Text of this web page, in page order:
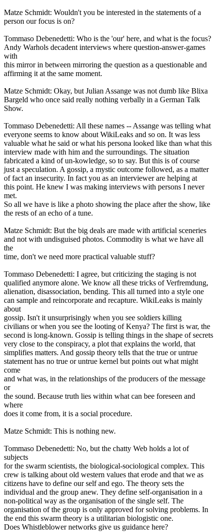
Matze Schmidt: Wouldn't you be interested in the statements of a
person our focus is on?
Tommaso Debenedetti: Who is the 'our' here, and what is the focus?
Andy Warhols decadent interviews where question-answer-games
with
this mirror in between mirroring the question as a questionable and
affirming it at the same moment.
Matze Schmidt: Okay, but Julian Assange was not dumb like Blixa
Bargeld who once said really nothing verbally in a German Talk
Show.
Tommaso Debenedetti: All these names -- Assange was telling what
everyone seems to know about WikiLeaks and so on. It was less
valuable what he said or what his persona looked like than what this
interview made with him and the surroundings. The situation
fabricated a kind of un-kowledge, so to say. But this is of course
just a speculation. A gossip, a mystic outcome followed, as a matter
of fact an insecurity. In fact you as an interviewer are helping at
this point. He knew I was making interviews with persons I never
met.
So all we have is like a photo showing the place after the show, like
the rests of an echo of a tune.
Matze Schmidt: But the big deals are made with artificial sceneries
and not with undisguised photos. Commodity is what we have all
the
time, don't we need more practical valuable stuff?
Tommaso Debenedetti: I agree, but criticizing the staging is not
qualified anymore alone. We know all these tricks of Verfremdung,
alienation, disassociation, bending. This all turned into a style one
can sample and reincorporate and recapture. WikiLeaks is mainly
about
gossip. Isn't it unsurprisingly when you see soldiers killing
civilians or when you see the looting of Kenya? The first is war, the
second is long-known. Gossip is telling things in the shape of secrets
very close to the conspiracy, a plot that explains the world, that
simplifies matters. And gossip theory tells that the true or untrue
statement has no true or untrue kernel but points out what might
come
and what was, in the relationships of the producers of the message
or
the sound. Because truth lies within what can bee foreseen and
where
does it come from, it is a social procedure.
Matze Schmidt: This is nothing new.
Tommaso Debenedetti: No, but the chatty Web holds a lot of
subjects
for the swarm scientists, the biological-sociological complex. This
crew is talking about old western values that erode and that we as
citizens have to define our self and ego. The theory sets the
individual and the group anew. They define self-organisation in a
non-political way as the organisation of the single self. The
organisation of the group is only approved for solving problems. In
the end this swarm theory is a utilitarian biologistic one.
Does Whistleblower networks give us guidance here?